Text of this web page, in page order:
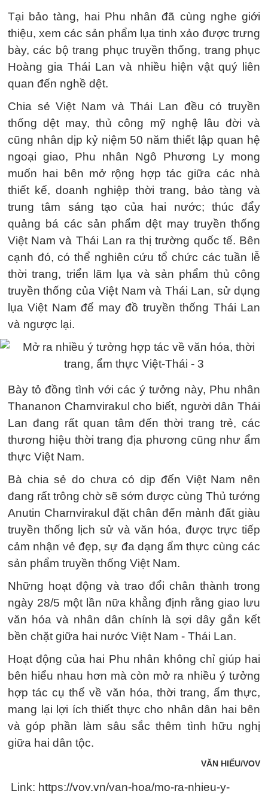
Tại bảo tàng, hai Phu nhân đã cùng nghe giới
thiệu, xem các sản phẩm lụa tinh xảo được trưng
bày, các bộ trang phục truyền thống, trang phục
Hoàng gia Thái Lan và nhiều hiện vật quý liên
quan đến nghề dệt.
Chia sẻ Việt Nam và Thái Lan đều có truyền
thống dệt may, thủ công mỹ nghệ lâu đời và
cũng nhân dịp kỷ niệm 50 năm thiết lập quan hệ
ngoại giao, Phu nhân Ngô Phương Ly mong
muốn hai bên mở rộng hợp tác giữa các nhà
thiết kế, doanh nghiệp thời trang, bảo tàng và
trung tâm sáng tạo của hai nước; thúc đẩy
quảng bá các sản phẩm dệt may truyền thống
Việt Nam và Thái Lan ra thị trường quốc tế. Bên
cạnh đó, có thể nghiên cứu tổ chức các tuần lễ
thời trang, triển lãm lụa và sản phẩm thủ công
truyền thống của Việt Nam và Thái Lan, sử dụng
lụa Việt Nam để may đồ truyền thống Thái Lan
và ngược lại.
Bày tỏ đồng tình với các ý tưởng này, Phu nhân
Thananon Charnvirakul cho biết, người dân Thái
Lan đang rất quan tâm đến thời trang trẻ, các
thương hiệu thời trang địa phương cũng như ẩm
thực Việt Nam.
Bà chia sẻ do chưa có dịp đến Việt Nam nên
đang rất trông chờ sẽ sớm được cùng Thủ tướng
Anutin Charnvirakul đặt chân đến mảnh đất giàu
truyền thống lịch sử và văn hóa, được trực tiếp
cảm nhận vẻ đẹp, sự đa dạng ẩm thực cùng các
sản phẩm truyền thống Việt Nam.
Những hoạt động và trao đổi chân thành trong
ngày 28/5 một lần nữa khẳng định rằng giao lưu
văn hóa và nhân dân chính là sợi dây gắn kết
bền chặt giữa hai nước Việt Nam - Thái Lan.
Hoạt động của hai Phu nhân không chỉ giúp hai
bên hiểu nhau hơn mà còn mở ra nhiều ý tưởng
hợp tác cụ thể về văn hóa, thời trang, ẩm thực,
mang lại lợi ích thiết thực cho nhân dân hai bên
và góp phần làm sâu sắc thêm tình hữu nghị
giữa hai dân tộc.
VĂN HIẾU/VOV
Link: https://vov.vn/van-hoa/mo-ra-nhieu-y-